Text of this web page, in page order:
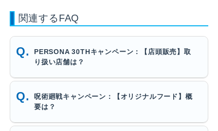
関連するFAQ
PERSONA 30THキャンペーン：【店頭販売】取
り扱い店舗は？
呪術廻戦キャンペーン：【オリジナルフード】概
要は？